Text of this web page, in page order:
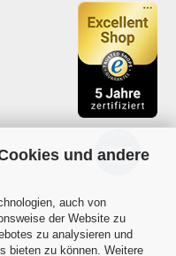
und andere
auch von
der Website zu
zu analysieren und
bieten zu können. Weitere